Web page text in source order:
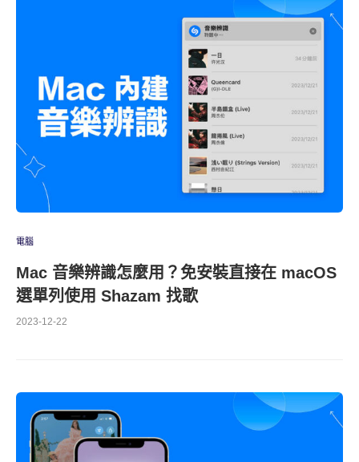
電腦
Mac 音樂辨識怎麼用？免安裝直接在 macOS
選單列使用 Shazam 找歌
2023-12-22